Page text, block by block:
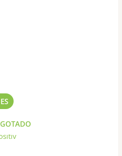
Las
se
elegir